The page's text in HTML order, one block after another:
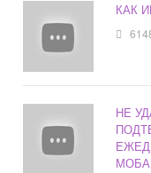
КАК
НЕ